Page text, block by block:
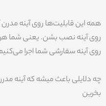
همه این قابلیت‌ها روی آینه مدرن
روی آینه نصب بشن. یعنی شما هر
روی آینه سفارشی شما اجرا
چه دلایلی باعث میشه که آینه
بخرین